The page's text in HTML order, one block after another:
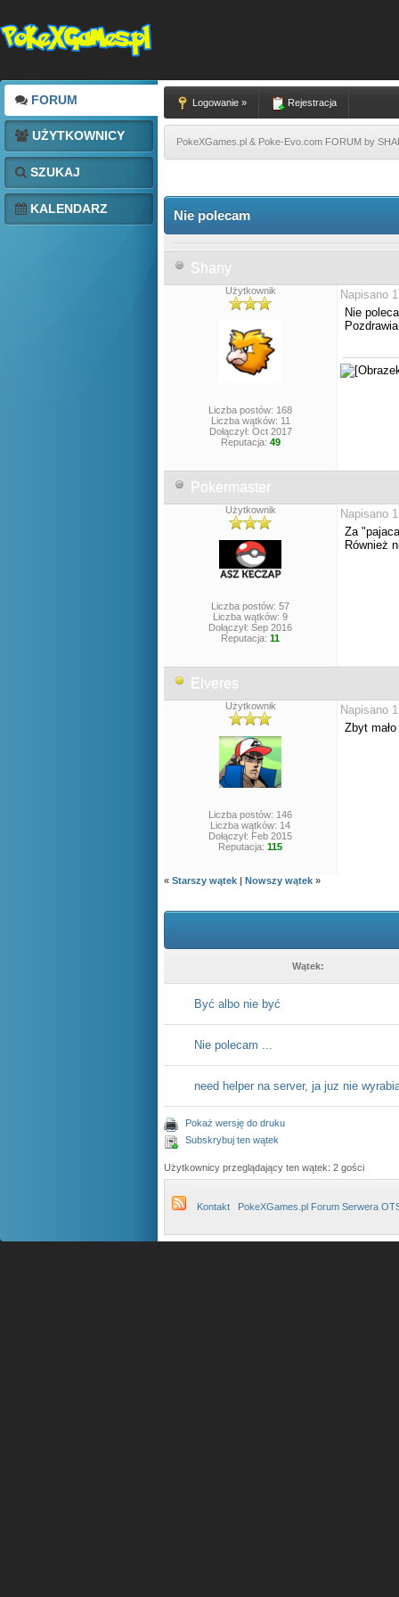
FORUM
UŻYTKOWNICY
SZUKAJ
KALENDARZ
Logowanie » Rejestracja
PokeXGames.pl & Poke-Evo.com FORUM by
Nie polecam
Shany
Użytkownik
Liczba postów: 168
Liczba wątków: 11
Dołączył: Oct 2017
Reputacja: 49
Napisano
Nie
Pokermaster
Użytkownik
Liczba postów: 57
Liczba wątków: 9
Dołączył: Sep 2016
Reputacja: 11
Napisano
Za
Również
Elveres
Użytkownik
Liczba postów: 146
Liczba wątków: 14
Dołączył: Feb 2015
Reputacja: 115
Napisano
Zbyt
« Starszy wątek | Nowszy wątek »
Wątek:
Być albo nie być
Nie polecam ...
need helper na server, ja juz nie
Pokaż wersję do druku
Subskrybuj ten wątek
Użytkownicy przeglądający ten wątek: 2 gości
Kontakt PokeXGames.pl Forum Serwera